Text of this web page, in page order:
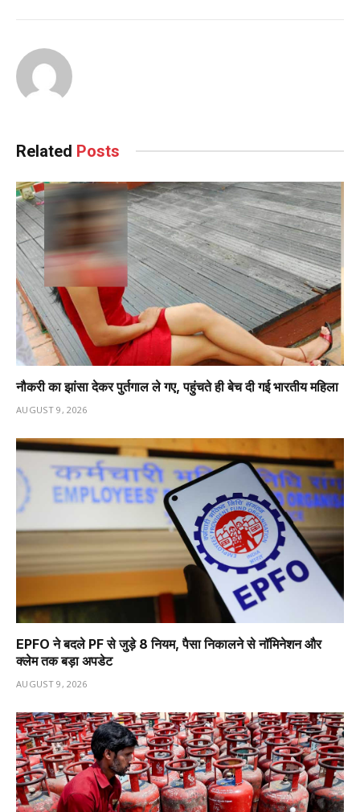
Related Posts
नौकरी का झांसा देकर पुर्तगाल ले गए, पहुंचते ही बेच दी गई भारतीय महिला
AUGUST 9, 2026
EPFO ने बदले PF से जुड़े 8 नियम, पैसा निकालने से नॉमिनेशन और
क्लेम तक बड़ा अपडेट
AUGUST 9, 2026